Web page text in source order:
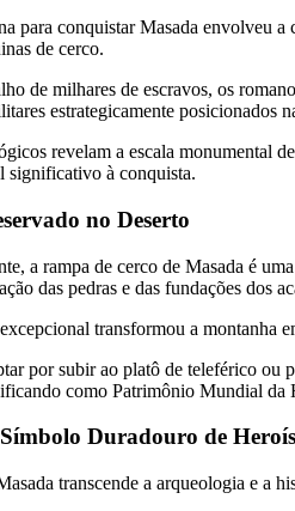
para conquistar Masada envolveu
de cerco.
de milhares de escravos, os
estrategicamente posicionados
revelam a escala monumental
significativo à conquista.
no Deserto
a rampa de cerco de Masada é
das pedras e das fundações dos
transformou a montanha
por subir ao platô de teleférico ou
como Patrimônio Mundial da
Duradouro de
transcende a arqueologia e a